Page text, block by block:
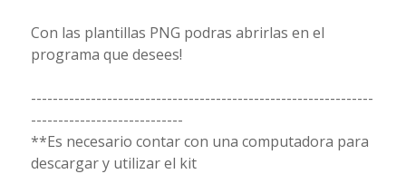
Con las plantillas PNG podras abrirlas en el
programa que desees!
---------------------------------------------------------------
----------------------------
**Es necesario contar con una computadora para
descargar y utilizar el kit